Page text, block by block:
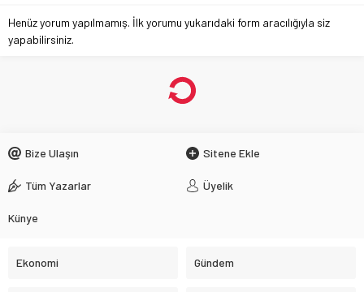
Henüz yorum yapılmamış. İlk yorumu yukarıdaki form aracılığıyla siz
yapabilirsiniz.
Bize Ulaşın Sitene Ekle
Tüm Yazarlar Üyelik
Künye
Ekonomi Gündem